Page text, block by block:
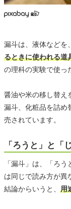
漏斗は、液体などを
るときに使われる道
の理科の実験で使っ
醤油や米の移し替え
漏斗、化粧品を詰め
売されています。
「ろうと」と「
「漏斗」は、「ろ
は同じで読み方が異
結論からいうと、 用